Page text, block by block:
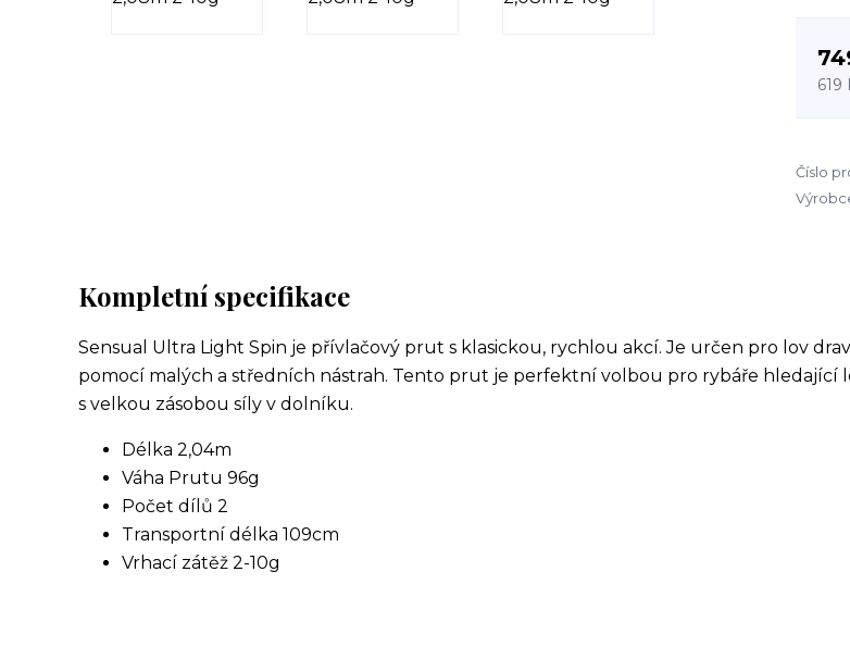
619
Číslo
Kompletní specifikace
Sensual Ultra Light Spin je přívlačový prut s klasickou, rychlou akcí. Je určen pro lov
pomocí malých a středních nástrah. Tento prut je perfektní volbou pro rybáře hledající
s velkou zásobou síly v dolníku.
Délka 2,04m
Váha Prutu 96g
Počet dílů 2
Transportní délka 109cm
Vrhací zátěž 2-10g